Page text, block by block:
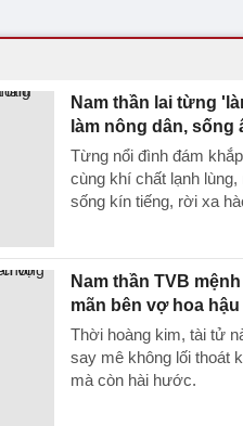
Nam thần lai từng
làm nông dân, sống
Từng nổi đình đám
cùng khí chất lạnh
sống kín tiếng, rời xa
Nam thần TVB
mãn bên vợ hoa
Thời hoàng kim, tài tử
say mê không lối thoát
mà còn hài hước.